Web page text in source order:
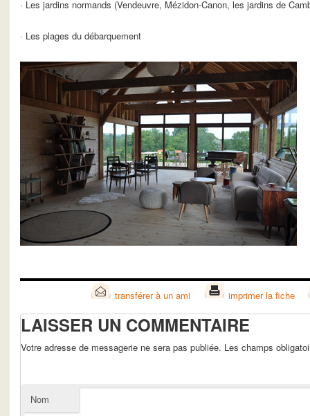
· Les jardins normands (Vendeuvre, Mézidon-Canon, les jardins de
· Les plages du débarquement
transférer à un ami imprimer la fiche
LAISSER UN COMMENTAIRE
Votre adresse de messagerie ne sera pas publiée. Les champs
Nom